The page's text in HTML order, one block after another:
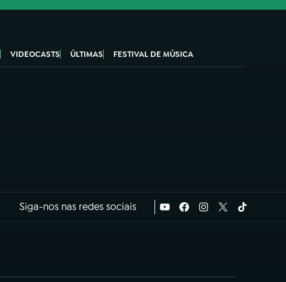
VIDEOCASTS ÚLTIMAS FESTIVAL DE MÚSICA
Siga-nos nas redes sociais